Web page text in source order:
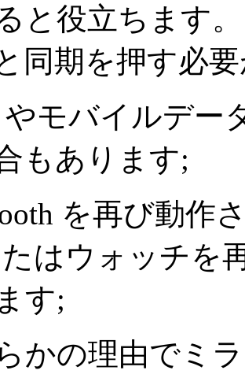
と役立ちます
同期を押す必
モバイルデー
もあります;
を再び動作
はウォッチを
す;
かの理由でミ